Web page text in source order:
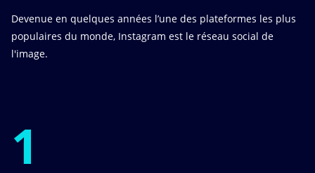
Devenue en quelques années l’une des plateformes les plus
populaires du monde, Instagram est le réseau social de
l'image.
1